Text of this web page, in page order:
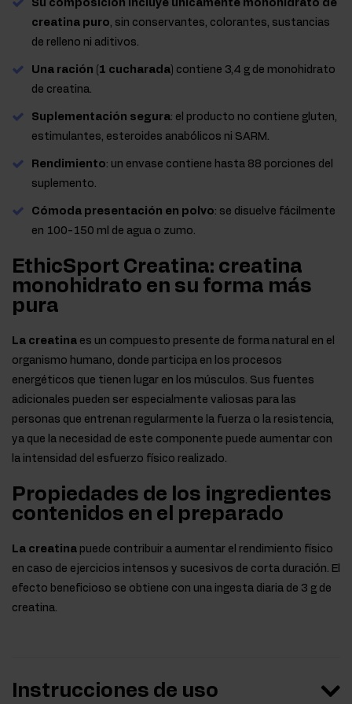
Su composición incluye únicamente monohidrato de
creatina puro, sin conservantes, colorantes, sustancias
de relleno ni aditivos.
Una ración (1 cucharada) contiene 3,4 g de monohidrato
de creatina.
Suplementación segura: el producto no contiene gluten,
estimulantes, esteroides anabólicos ni SARM.
Rendimiento: un envase contiene hasta 88 porciones del
suplemento.
Cómoda presentación en polvo: se disuelve fácilmente
en 100-150 ml de agua o zumo.
EthicSport Creatina: creatina
monohidrato en su forma más
pura
La creatina es un compuesto presente de forma natural en el
organismo humano, donde participa en los procesos
energéticos que tienen lugar en los músculos. Sus fuentes
adicionales pueden ser especialmente valiosas para las
personas que entrenan regularmente la fuerza o la resistencia,
ya que la necesidad de este componente puede aumentar con
la intensidad del esfuerzo físico realizado.
Propiedades de los ingredientes
contenidos en el preparado
La creatina puede contribuir a aumentar el rendimiento físico
en caso de ejercicios intensos y sucesivos de corta duración. El
efecto beneficioso se obtiene con una ingesta diaria de 3 g de
creatina.
Instrucciones de uso